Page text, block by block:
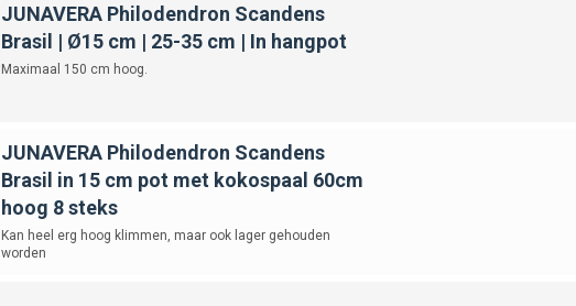
JUNAVERA Philodendron Scandens
Brasil | Ø15 cm | 25-35 cm | In hangpot
Maximaal 150 cm hoog.
JUNAVERA Philodendron Scandens
Brasil in 15 cm pot met kokospaal 60cm
hoog 8 steks
Kan heel erg hoog klimmen, maar ook lager gehouden
worden